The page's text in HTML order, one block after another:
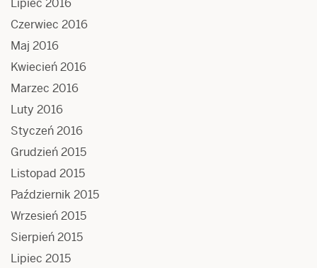
Czerwiec 2016
Maj 2016
Kwiecień 2016
Marzec 2016
Luty 2016
Styczeń 2016
Grudzień 2015
Listopad 2015
Październik 2015
Wrzesień 2015
Sierpień 2015
Lipiec 2015